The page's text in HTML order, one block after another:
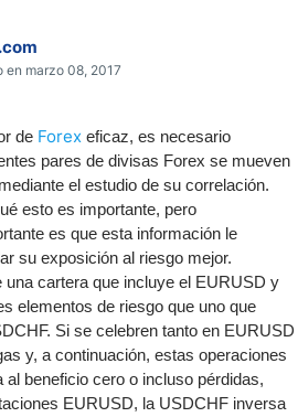
marzo 08, 2017
de Forex eficaz, es necesario
pares de divisas Forex se mueven
el estudio de su correlación.
esto es importante, pero
es que esta información le
su exposición al riesgo mejor.
una cartera que incluye el EURUSD y
elementos de riesgo que uno que
Si se celebren tanto en EURUSD
y, a continuación, estas operaciones
beneficio cero o incluso pérdidas,
EURUSD, la USDCHF inversa